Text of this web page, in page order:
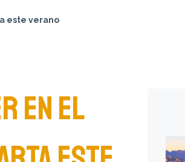
este verano
EN EL